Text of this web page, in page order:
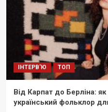
ІНТЕРВ'Ю ТОП
Від Карпат до Берліна:
український фольклор